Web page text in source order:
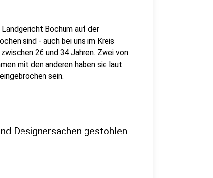
Bochum auf der
sind - auch bei uns im Kreis
26 und 34 Jahren. Zwei von
mit den anderen haben sie laut
sein.
Designersachen gestohlen